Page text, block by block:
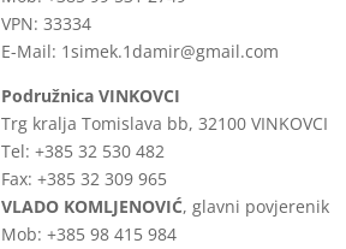
VPN: 33334
E-Mail: 1simek.1damir@gmail.com
Podružnica VINKOVCI
Trg kralja Tomislava bb, 32100 VINKOVCI
Tel: +385 32 530 482
Fax: +385 32 309 965
VLADO KOMLJENOVIĆ, glavni povjerenik
Mob: +385 98 415 984